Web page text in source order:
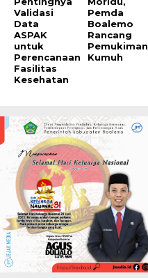
Validasi
Data
ASPAK
untuk
Perencanaan
Fasilitas
Kesehatan
Pemda
Boalemo
Rancang
Pemukiman
Kumuh